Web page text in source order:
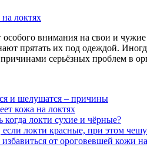
внимания на свои и чужие
прятать их под одеждой.
серьёзных проблем в
и шелушатся – причины
кожа на локтях
когда локти сухие и чёрные?
если локти красные, при этом
от ороговевшей кожи